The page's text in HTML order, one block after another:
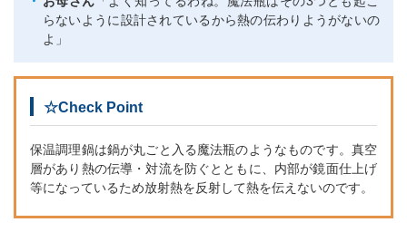
らないように設計されているから熱の伝わりようがないの
よ」
☆Check Point
保温調理鍋は鍋が丸ごと入る魔法瓶のようなものです。真空
層があり熱の伝導・対流を防ぐとともに、内部が鏡面仕上げ
等になっているため放射熱を反射して熱を伝えないのです。